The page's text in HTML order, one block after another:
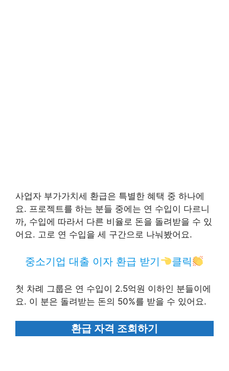
사업자 부가가치세 환급은 특별한 혜택 중 하나에
요. 프로젝트를 하는 분들 중에는 연 수입이 다르니
까, 수입에 따라서 다른 비율로 돈을 돌려받을 수 있
어요. 고로 연 수입을 세 구간으로 나눠봤어요.
중소기업 대출 이자 환급 받기 클릭
첫 차례 그룹은 연 수입이 2.5억원 이하인 분들이에
요. 이 분은 돌려받는 돈의 50%를 받을 수 있어요.
환급 자격 조회하기